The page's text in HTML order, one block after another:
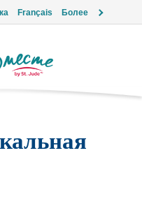
Français Более